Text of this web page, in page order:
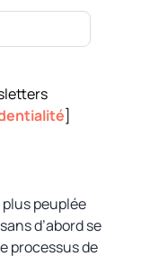
]
plus peuplée
d’abord se
processus de